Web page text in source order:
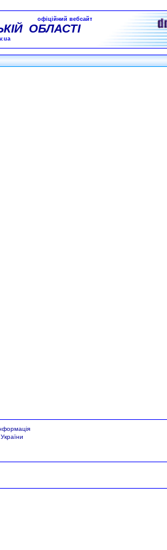
офіційний вебсайт
ОБЛАСТІ